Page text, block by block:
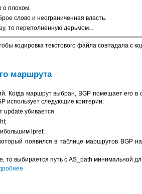
о плохом.
слово и неограниченная власть.
то переполненную дерьмом...
кодировка текстового файла совпадала с
маршрута
Когда маршрут выбран, BGP помещает его
использует следующие критерии:
update убивается.
lpref;
появился в таблице маршрутов BGP
то выбирается путь с AS_path минимальной